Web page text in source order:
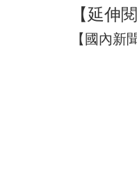
【延伸
【國內